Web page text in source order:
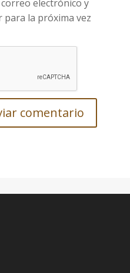
electrónico y
para la próxima vez